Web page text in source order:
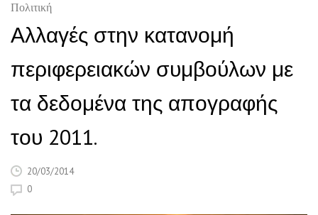
Πολιτική
Αλλαγές στην κατανομή
περιφερειακών συμβούλων με
τα δεδομένα της απογραφής
του 2011.
20/03/2014
0